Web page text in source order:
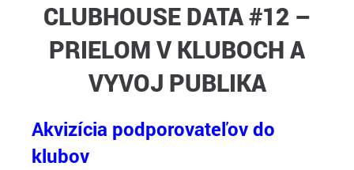
CLUBHOUSE DATA #12 –
PRIELOM V KLUBOCH A
VYVOJ PUBLIKA
Akvizícia podporovateľov do
klubov